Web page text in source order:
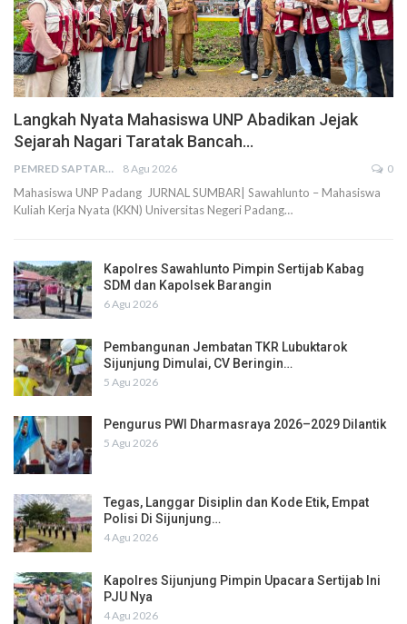
Langkah Nyata Mahasiswa UNP Abadikan Jejak
Sejarah Nagari Taratak Bancah…
PEMRED SAPTARIUS 8 Agu 2026 0
Mahasiswa UNP Padang JURNAL SUMBAR| Sawahlunto – Mahasiswa
Kuliah Kerja Nyata (KKN) Universitas Negeri Padang…
Kapolres Sawahlunto Pimpin Sertijab Kabag
SDM dan Kapolsek Barangin
6 Agu 2026
Pembangunan Jembatan TKR Lubuktarok
Sijunjung Dimulai, CV Beringin…
5 Agu 2026
Pengurus PWI Dharmasraya 2026–2029 Dilantik
5 Agu 2026
Tegas, Langgar Disiplin dan Kode Etik, Empat
Polisi Di Sijunjung…
4 Agu 2026
Kapolres Sijunjung Pimpin Upacara Sertijab Ini
PJU Nya
4 Agu 2026